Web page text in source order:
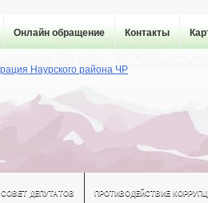
Онлайн обращение Контакты
СОВЕТ ДЕПУТАТОВ ПРОТИВОДЕЙСТВИЕ